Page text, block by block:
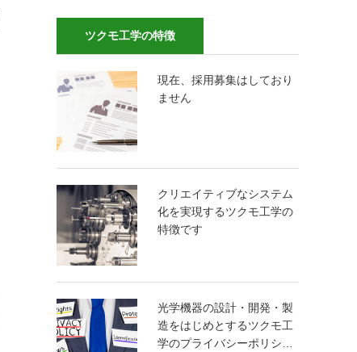
ツクモ工学の特徴
現在、採用募集はしており
ません
クリエイティブなシステム
化を実現するツクモ工学の
特徴です
光学機器の設計・開発・製
造をはじめとするツクモ工
学のプライバシーポリシ…